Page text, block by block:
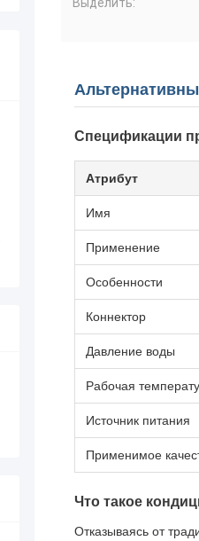
Выделить:
Спецификации
Атрибут
Имя
Применение
Особенности
Коннектор
Давление воды
Рабочая
Источник питания
Применимое
Что такое
Отказываясь от